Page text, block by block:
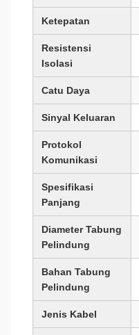
Ketepatan
Resistensi
Isolasi
Catu Daya
Sinyal Keluaran
Protokol
Komunikasi
Spesifikasi
Panjang
Diameter Tabung
Pelindung
Bahan Tabung
Pelindung
Jenis Kabel